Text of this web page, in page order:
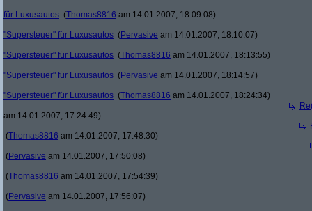
für Luxusautos (Thomas8816 am 14.01.2007, 18:09:08)
"Supersteuer" für Luxusautos (Pervasive am 14.01.2007, 18:10:07)
"Supersteuer" für Luxusautos (Thomas8816 am 14.01.2007, 18:13:55)
"Supersteuer" für Luxusautos (Pervasive am 14.01.2007, 18:14:57)
"Supersteuer" für Luxusautos (Thomas8816 am 14.01.2007, 18:24:34)
am 14.01.2007, 17:24:49)
(Thomas8816 am 14.01.2007, 17:48:30)
(Pervasive am 14.01.2007, 17:50:08)
(Thomas8816 am 14.01.2007, 17:54:39)
(Pervasive am 14.01.2007, 17:56:07)